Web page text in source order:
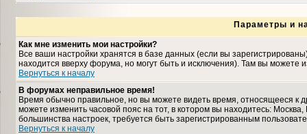
Параметры и
Как мне изменить мои настройки?
Все ваши настройки хранятся в базе данных (если вы
находится вверху форума, но могут быть и исключения). Там вы можете
Вернуться к началу
В форумах неправильное время!
Время обычно правильное, но вы можете видеть время, относящееся к
можете изменить часовой пояс на тот, в котором вы находитесь:
большинства настроек, требуется быть зарегистрированным
Вернуться к началу